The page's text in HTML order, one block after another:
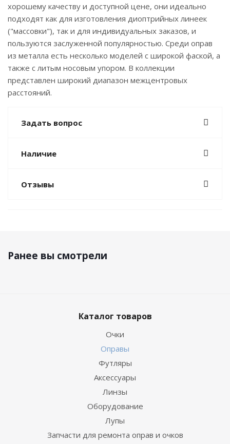
хорошему качеству и доступной цене, они идеально
подходят как для изготовления диоптрийных линеек
("массовки"), так и для индивидуальных заказов, и
пользуются заслуженной популярностью. Среди оправ
из металла есть несколько моделей с широкой фаской, а
также с литым носовым упором. В коллекции
представлен широкий диапазон межцентровых
расстояний.
Задать вопрос
Наличие
Отзывы
Ранее вы смотрели
Каталог товаров
Очки
Оправы
Футляры
Аксессуары
Линзы
Оборудование
Лупы
Запчасти для ремонта оправ и очков